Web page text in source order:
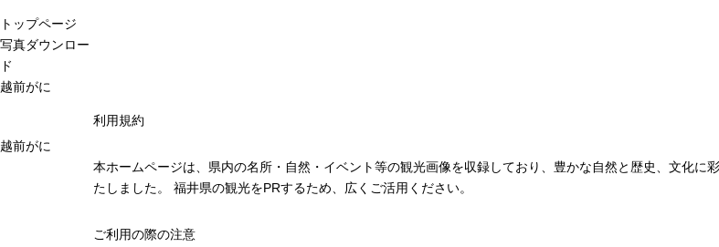
トップページ
写真ダウンロー
ド
越前がに
越前がに
利用規約
本ホームページは、県内の名所・自然・イベント等の観光画像を収録しており、豊かな自然と歴史、文化
たしました。 福井県の観光をPRするため、広くご活用ください。
ご利用の際の注意